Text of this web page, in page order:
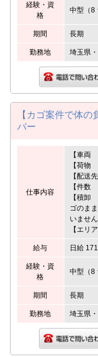
経験・資
格
中型（8
期間 長期
勤務地 埼玉県
【カゴ案件で体
バー
仕事内容
【車両
【荷物
【配送
【件数
【積卸
ゴのま
いませ
【エリ
給与 日給
経験・資
格
中型（8
期間 長期
勤務地 埼玉県